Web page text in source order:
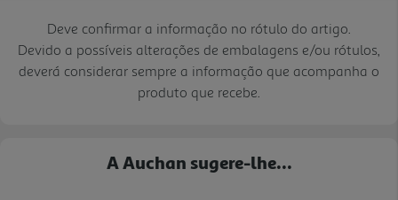
Deve confirmar a informação no rótulo do artigo.
Devido a possíveis alterações de embalagens e/ou rótulos,
deverá considerar sempre a informação que acompanha o
produto que recebe.
A Auchan sugere-lhe...